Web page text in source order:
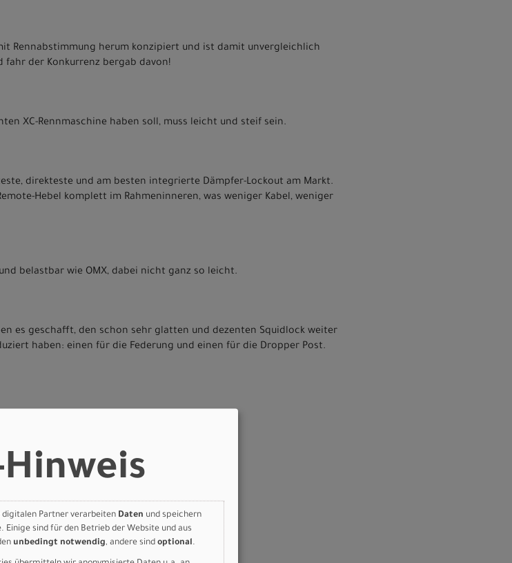
Rennabstimmung herum konzipiert und ist damit unvergleichlich
fahr der Konkurrenz bergab davon!
XC-Rennmaschine haben soll, muss leicht und steif sein.
direkteste und am besten integrierte Dämpfer-Lockout am Markt.
Hebel komplett im Rahmeninneren, was weniger Kabel, weniger
belastbar wie OMX, dabei nicht ganz so leicht.
es geschafft, den schon sehr glatten und dezenten Squidlock weiter
haben: einen für die Federung und einen für die Dropper Post.
digitalen Partner verarbeiten Daten und speichern
Einige sind für den Betrieb der Website und aus
unbedingt notwendig, andere sind optional.